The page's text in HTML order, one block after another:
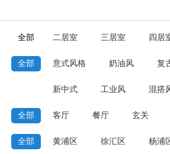
全部 二居室 三居室 四居
全部 意式风格 奶油风 复
新中式 工业风 混搭
全部 客厅 餐厅 玄关
全部 黄浦区 徐汇区 杨浦